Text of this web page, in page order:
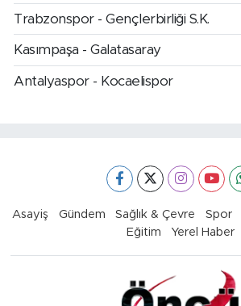
Trabzonspor - Gençlerbirliği S.K.
Kasımpaşa - Galatasaray
Antalyaspor - Kocaelispor
Asayiş Gündem Sağlık & Çevre Spor
Eğitim
Yerel Haber